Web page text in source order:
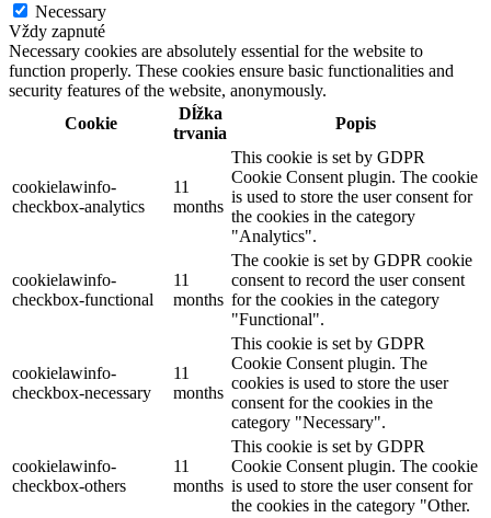
Necessary
Vždy zapnuté
Necessary cookies are absolutely essential for the website to
function properly. These cookies ensure basic functionalities and
security features of the website, anonymously.
Cookie
Dĺžka
trvania
Popis
cookielawinfo-
checkbox-analytics
11
months
This cookie is set by GDPR
Cookie Consent plugin. The cookie
is used to store the user consent for
the cookies in the category
"Analytics".
cookielawinfo-
checkbox-functional
11
months
The cookie is set by GDPR cookie
consent to record the user consent
for the cookies in the category
"Functional".
cookielawinfo-
checkbox-necessary
11
months
This cookie is set by GDPR
Cookie Consent plugin. The
cookies is used to store the user
consent for the cookies in the
category "Necessary".
cookielawinfo-
checkbox-others
11
months
This cookie is set by GDPR
Cookie Consent plugin. The cookie
is used to store the user consent for
the cookies in the category "Other.